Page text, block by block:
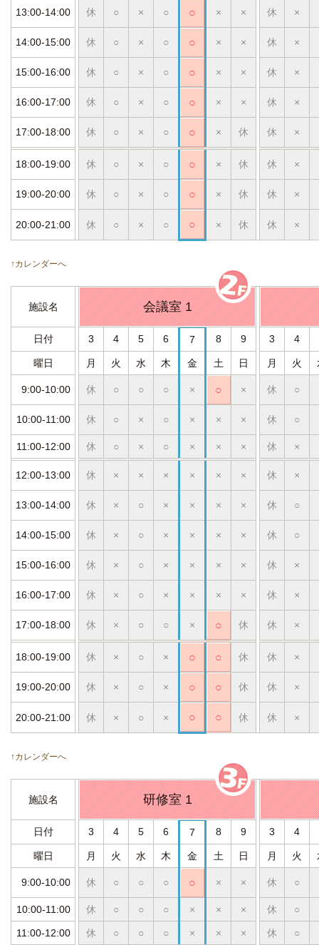
13:00-14:00 休 ○ × ○ ○ × × 休 ×
14:00-15:00 休 ○ × ○ ○ × × 休 ×
15:00-16:00 休 ○ × ○ ○ × × 休 ×
16:00-17:00 休 ○ × ○ ○ × × 休 ×
17:00-18:00 休 ○ × ○ ○ × 休 休 ×
18:00-19:00 休 ○ × ○ ○ × 休 休 ×
19:00-20:00 休 ○ × ○ ○ × 休 休 ×
20:00-21:00 休 ○ × ○ ○ × 休 休 ×
↑カレンダーへ
施設名 会議室 1
日付 3 4 5 6 7 8 9 3 4
曜日 月 火 水 木 金 土 日 月 火
9:00-10:00 休 ○ ○ ○ × ○ × 休 ○
10:00-11:00 休 ○ × ○ × × × 休 ○
11:00-12:00 休 ○ × ○ × × × 休 ×
12:00-13:00 休 × × × × × × 休 ×
13:00-14:00 休 × ○ × × × × 休 ○
14:00-15:00 休 × ○ × × × × 休 ○
15:00-16:00 休 × ○ × × × × 休 ×
16:00-17:00 休 × ○ × × × × 休 ×
17:00-18:00 休 × ○ ○ × ○ 休 休 ×
18:00-19:00 休 × ○ × ○ ○ 休 休 ×
19:00-20:00 休 × ○ × ○ ○ 休 休 ×
20:00-21:00 休 × ○ × ○ ○ 休 休 ×
↑カレンダーへ
施設名 研修室 1
日付 3 4 5 6 7 8 9 3 4
曜日 月 火 水 木 金 土 日 月 火
9:00-10:00 休 ○ ○ ○ ○ × × 休 ○
10:00-11:00 休 ○ ○ ○ × × × 休 ○
11:00-12:00 休 ○ ○ ○ × × × 休 ○